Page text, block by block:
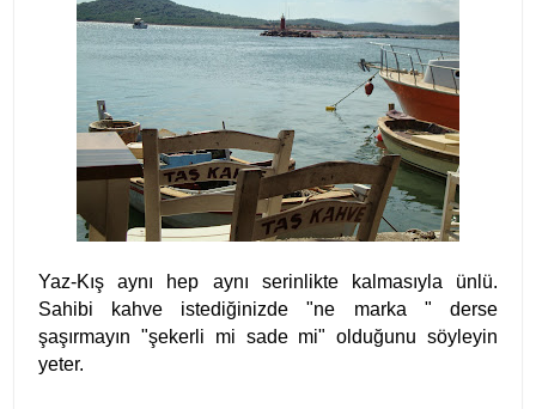
Yaz-Kış aynı hep aynı serinlikte kalmasıyla ünlü.
Sahibi kahve istediğinizde "ne marka " derse
şaşırmayın "şekerli mi sade mi" olduğunu söyleyin
yeter.